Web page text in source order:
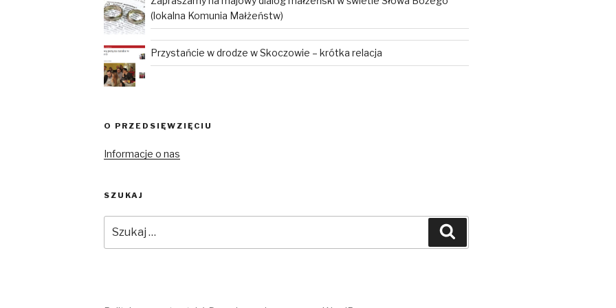
(lokalna Komunia Małżeństw)
Przystańcie w drodze w Skoczowie – krótka relacja
O PRZEDSIĘWZIĘCIU
Informacje o nas
SZUKAJ